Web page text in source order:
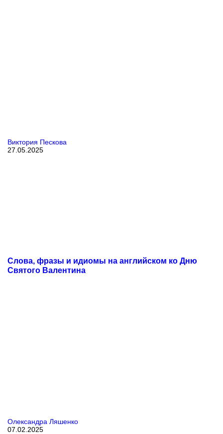
Виктория Пескова
27.05.2025
Слова, фразы и идиомы на английском ко Дню
Святого Валентина
Олександра Ляшенко
07.02.2025